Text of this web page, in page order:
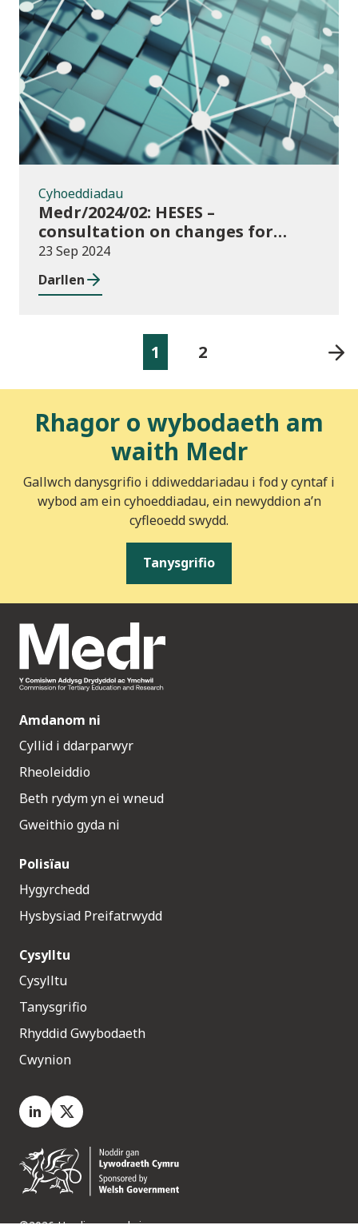
Cyhoeddiadau
Cyhoeddiadau
Medr/2024/02: HESES –
consultation on changes for
2024/25 collection of Degree
Apprenticeship in-year data
23 Sep 2024
Darllen
1 2
Rhagor o wybodaeth am
waith Medr
Gallwch danysgrifio i ddiweddariadau i fod y cyntaf i
wybod am ein cyhoeddiadau, ein newyddion a’n
cyfleoedd swydd.
Tanysgrifio
Amdanom ni
Cyllid i ddarparwyr
Rheoleiddio
Beth rydym yn ei wneud
Gweithio gyda ni
Polisïau
Hygyrchedd
Hysbysiad Preifatrwydd
Cysylltu
Cysylltu
Tanysgrifio
Rhyddid Gwybodaeth
Cwynion
LinkedIn
X.com